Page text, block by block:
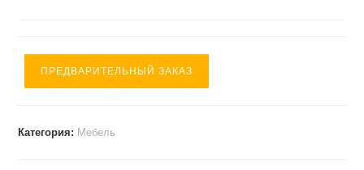
ПРЕДВАРИТЕЛЬНЫЙ ЗАКАЗ
Категория: Мебель